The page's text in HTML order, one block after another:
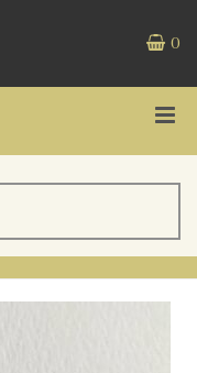
0